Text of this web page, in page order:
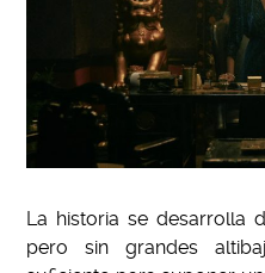
La historia se desarrolla
pero sin grandes